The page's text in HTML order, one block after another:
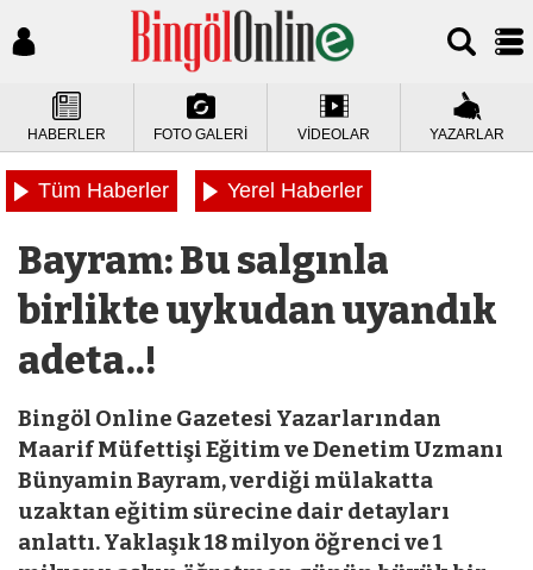
HABERLER FOTO GALERİ VİDEOLAR YAZARLAR
Tüm Haberler Yerel Haberler
Bayram: Bu salgınla
birlikte uykudan uyandık
adeta..!
Bingöl Online Gazetesi Yazarlarından
Maarif Müfettişi Eğitim ve Denetim Uzmanı
Bünyamin Bayram, verdiği mülakatta
uzaktan eğitim sürecine dair detayları
anlattı. Yaklaşık 18 milyon öğrenci ve 1